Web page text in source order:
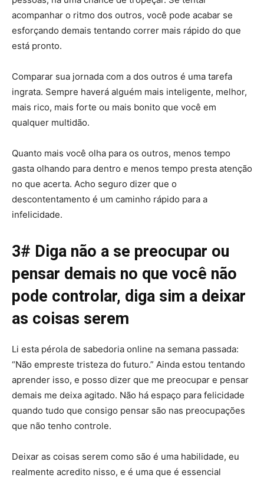
acompanhar o ritmo dos outros, você pode acabar se
esforçando demais tentando correr mais rápido do que
está pronto.
Comparar sua jornada com a dos outros é uma tarefa
ingrata. Sempre haverá alguém mais inteligente, melhor,
mais rico, mais forte ou mais bonito que você em
qualquer multidão.
Quanto mais você olha para os outros, menos tempo
gasta olhando para dentro e menos tempo presta atenção
no que acerta. Acho seguro dizer que o
descontentamento é um caminho rápido para a
infelicidade.
3# Diga não a se preocupar ou
pensar demais no que você não
pode controlar, diga sim a deixar
as coisas serem
Li esta pérola de sabedoria online na semana passada:
“Não empreste tristeza do futuro.” Ainda estou tentando
aprender isso, e posso dizer que me preocupar e pensar
demais me deixa agitado. Não há espaço para felicidade
quando tudo que consigo pensar são nas preocupações
que não tenho controle.
Deixar as coisas serem como são é uma habilidade, eu
realmente acredito nisso, e é uma que é essencial